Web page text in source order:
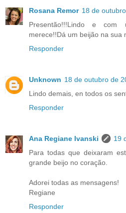
Rosana Remor 18 de
Presentão!!!Lindo e com
merece!!Dá um beijão na sua
Responder
Unknown 18 de outubro de
Lindo demais, en todos os
Responder
Ana Regiane Ivanski
19
Para todas que deixaram
grande beijo no coração.
Adorei todas as mensagens!
Regiane
Responder